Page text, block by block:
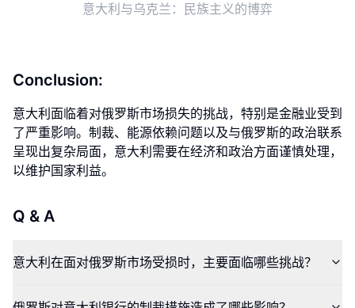
意大利与乌克兰：民族主义的博弈
Conclusion:
意大利面临着对俄罗斯市场损失的挑战，特别是金融业受到
了严重影响。制裁、能源依赖问题以及与俄罗斯的政治联系
呈现出复杂局面，意大利需要在经济和政治方面谨慎处理，
以维护国家利益。
Q & A
意大利在面对俄罗斯市场受损时，主要面临哪些挑战？